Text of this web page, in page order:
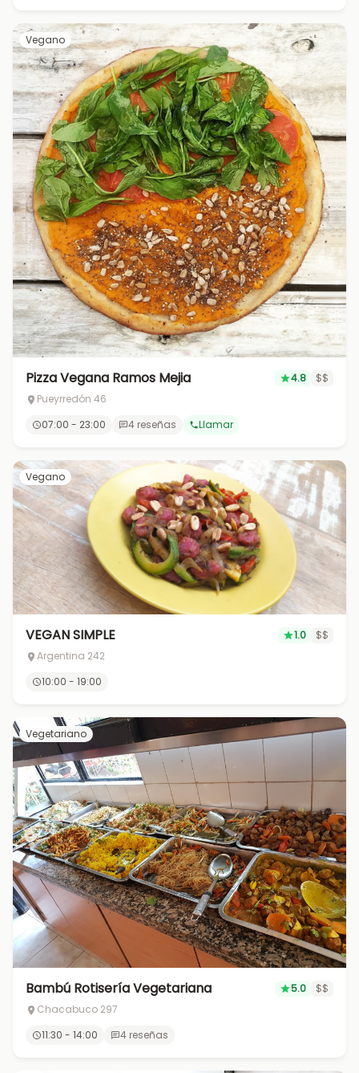
Vegano
Pizza Vegana Ramos Mejia 4.8
$$
Pueyrredón 46
07:00 - 23:00
4 reseñas Llamar
Vegano
VEGAN SIMPLE 1.0
$$
Argentina 242
10:00 - 19:00
Vegetariano
Bambú Rotisería Vegetariana 5.0
$$
Chacabuco 297
11:30 - 14:00
4 reseñas